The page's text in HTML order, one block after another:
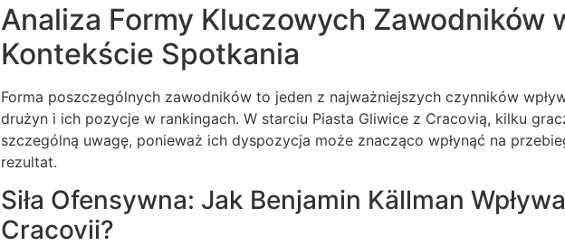
Analiza Formy Kluczowych Zawodników
Kontekście Spotkania
Forma poszczególnych zawodników to jeden z najważniejszych czynników
drużyn i ich pozycje w rankingach. W starciu Piasta Gliwice z Cracovią, kilku
szczególną uwagę, ponieważ ich dyspozycja może znacząco wpłynąć na
rezultat.
Siła Ofensywna: Jak Benjamin Källman
Cracovii?